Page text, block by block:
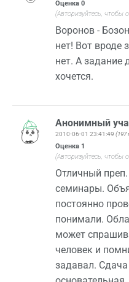
Оценка 0
(Авторизуйтесь, чтобы
Воронов -
нет! Вот вроде
нет. А задание
хочется.
Анонимный
2010-06-01 23:41:49 (197
Оценка 1
(Авторизуйтесь, чтобы
Отличный
семинары.
постоянно
понимали.
может
человек и
задавал.